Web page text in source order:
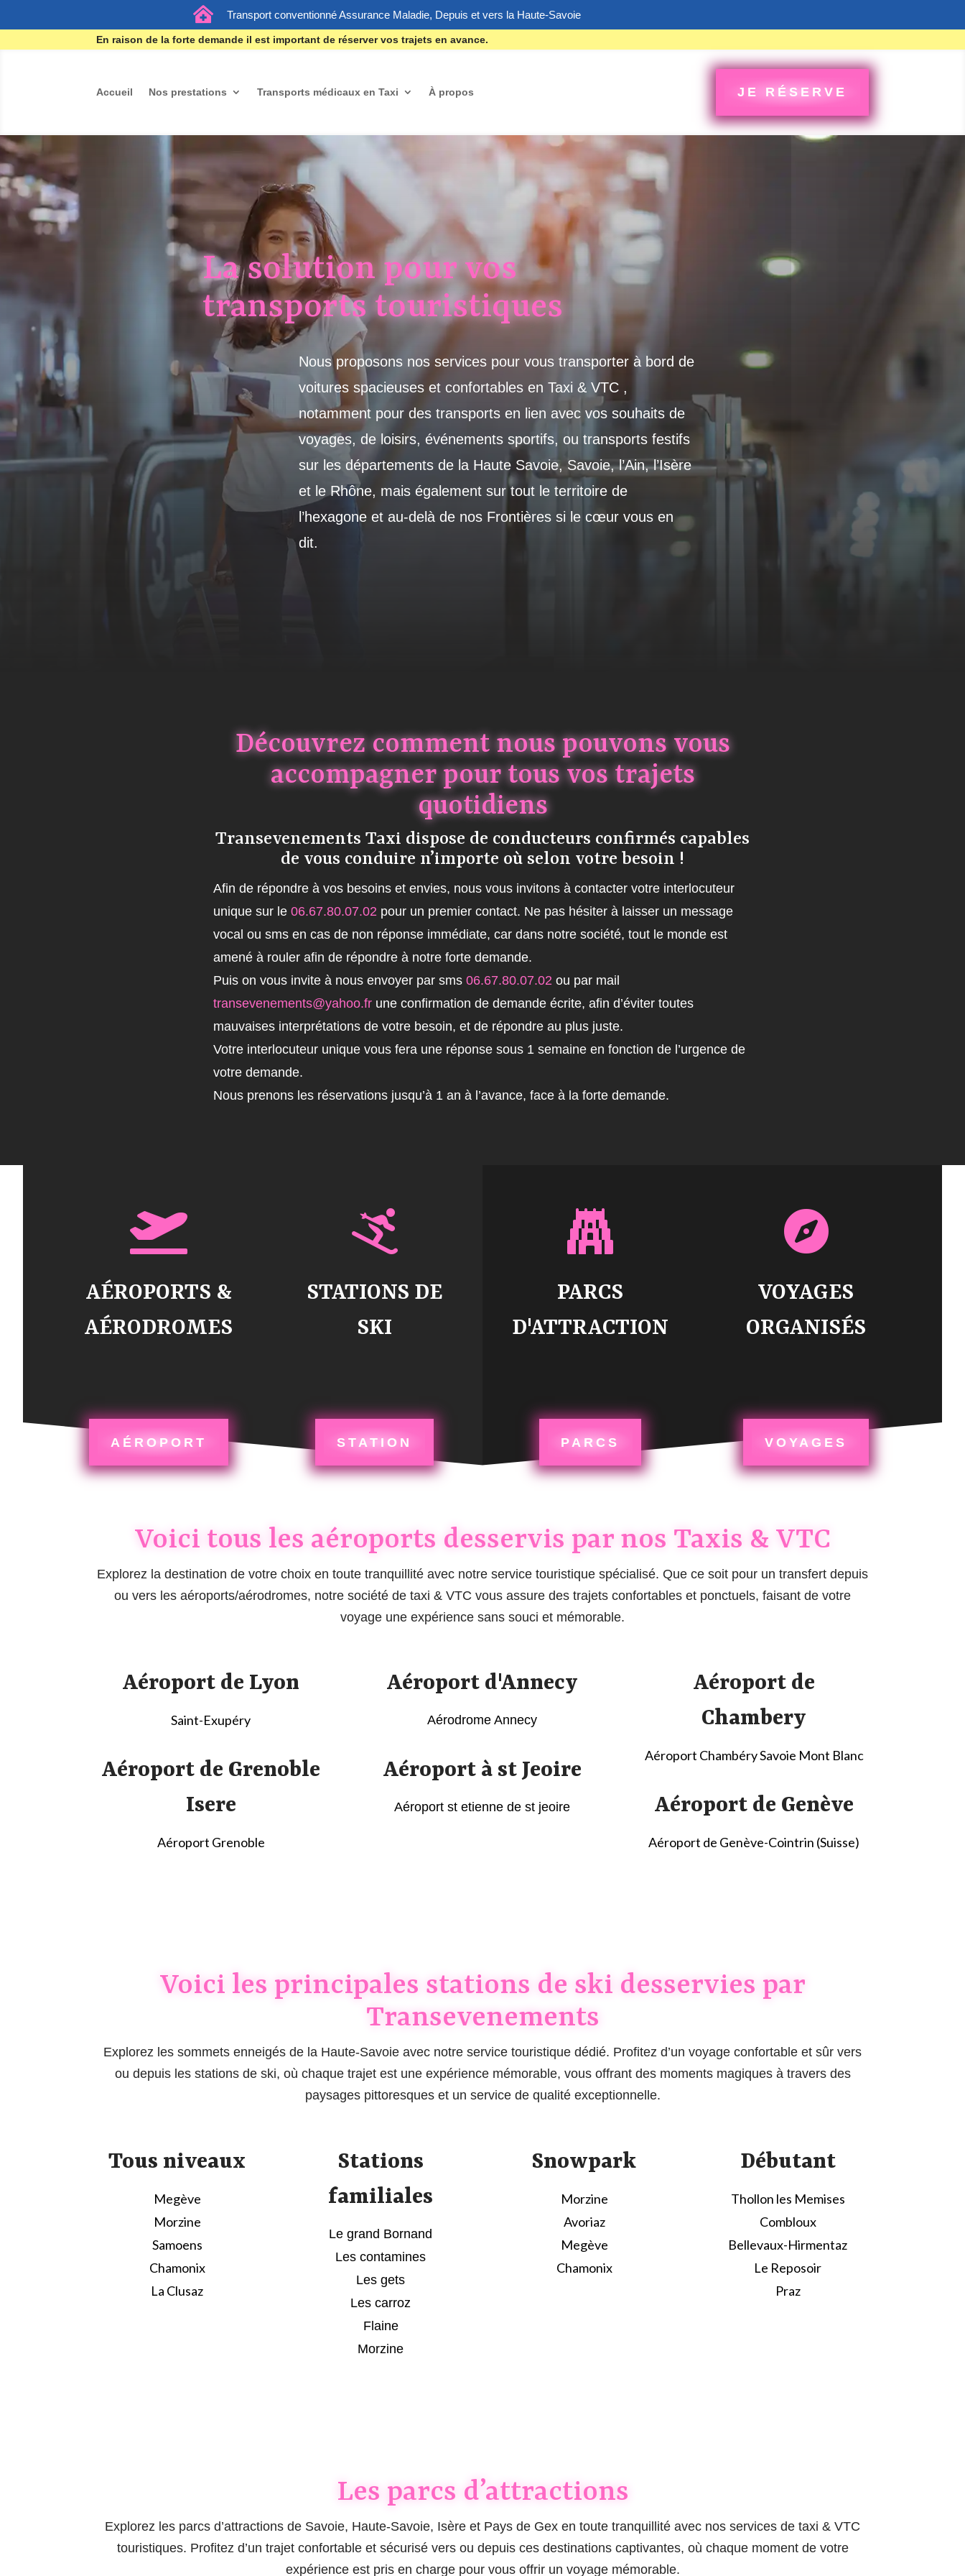
 Transport conventionné Assurance Maladie, Depuis et vers la Haute-Savoie
En raison de la forte demande il est important de réserver vos trajets en avance.
Accueil Nos prestations Transports médicaux en Taxi À propos JE RÉSERVE
La solution pour vos
transports touristiques
Nous proposons nos services pour vous transporter à bord de
voitures spacieuses et confortables en Taxi & VTC ,
notamment pour des transports en lien avec vos souhaits de
voyages, de loisirs, événements sportifs, ou transports festifs
sur les départements de la Haute Savoie, Savoie, l’Ain, l’Isère
et le Rhône, mais également sur tout le territoire de
l’hexagone et au-delà de nos Frontières si le cœur vous en
dit.
Découvrez comment nous pouvons vous
accompagner pour tous vos trajets
quotidiens
Transevenements Taxi dispose de conducteurs confirmés capables
de vous conduire n’importe où selon votre besoin !
Afin de répondre à vos besoins et envies, nous vous invitons à contacter votre interlocuteur
unique sur le 06.67.80.07.02 pour un premier contact. Ne pas hésiter à laisser un message
vocal ou sms en cas de non réponse immédiate, car dans notre société, tout le monde est
amené à rouler afin de répondre à notre forte demande.
Puis on vous invite à nous envoyer par sms 06.67.80.07.02 ou par mail
transevenements@yahoo.fr une confirmation de demande écrite, afin d’éviter toutes
mauvaises interprétations de votre besoin, et de répondre au plus juste.
Votre interlocuteur unique vous fera une réponse sous 1 semaine en fonction de l’urgence de
votre demande.
Nous prenons les réservations jusqu’à 1 an à l’avance, face à la forte demande.

AÉROPORTS &
AÉRODROMES
AÉROPORT

STATIONS DE
SKI
STATION

PARCS
D'ATTRACTION
PARCS

VOYAGES
ORGANISÉS
VOYAGES
Voici tous les aéroports desservis par nos Taxis & VTC
Explorez la destination de votre choix en toute tranquillité avec notre service touristique spécialisé. Que ce soit pour un transfert depuis
ou vers les aéroports/aérodromes, notre société de taxi & VTC vous assure des trajets confortables et ponctuels, faisant de votre
voyage une expérience sans souci et mémorable.
Aéroport de Lyon
Saint-Exupéry
Aéroport de Grenoble
Isere
Aéroport Grenoble
Aéroport d'Annecy
Aérodrome Annecy
Aéroport à st Jeoire
Aéroport st etienne de st jeoire
Aéroport de
Chambery
Aéroport Chambéry Savoie Mont Blanc
Aéroport de Genève
Aéroport de Genève-Cointrin (Suisse)
Voici les principales stations de ski desservies par
Transevenements
Explorez les sommets enneigés de la Haute-Savoie avec notre service touristique dédié. Profitez d’un voyage confortable et sûr vers
ou depuis les stations de ski, où chaque trajet est une expérience mémorable, vous offrant des moments magiques à travers des
paysages pittoresques et un service de qualité exceptionnelle.
Tous niveaux
Megève
Morzine
Samoens
Chamonix
La Clusaz
Stations
familiales
Le grand Bornand
Les contamines
Les gets
Les carroz
Flaine
Morzine
Snowpark
Morzine
Avoriaz
Megève
Chamonix
Débutant
Thollon les Memises
Combloux
Bellevaux-Hirmentaz
Le Reposoir
Praz
Les parcs d’attractions
Explorez les parcs d’attractions de Savoie, Haute-Savoie, Isère et Pays de Gex en toute tranquillité avec nos services de taxi & VTC
touristiques. Profitez d’un trajet confortable et sécurisé vers ou depuis ces destinations captivantes, où chaque moment de votre
expérience est pris en charge pour vous offrir un voyage mémorable.